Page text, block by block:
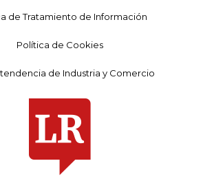
de Tratamiento de Información
Política de Cookies
de Industria y Comercio